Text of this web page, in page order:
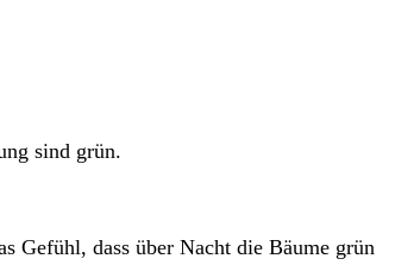
sind grün.
Gefühl, dass über Nacht die Bäume grün